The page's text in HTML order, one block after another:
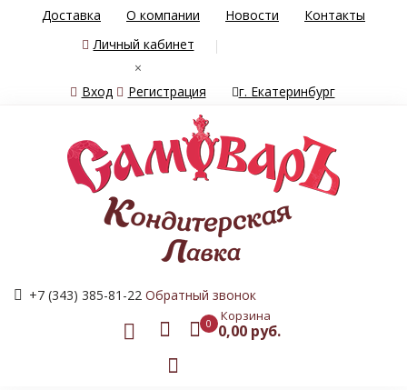
Доставка О компании Новости
Контакты
Личный кабинет
×
Вход
Регистрация г. Екатеринбург
+7 (343) 385-81-22 Обратный звонок
0 Корзина
0,00 руб.